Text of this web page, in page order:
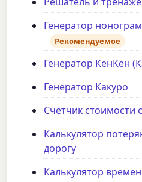
Генератор
Рекомендуемое
Генератор КенКен
Генератор Какуро
Счётчик стоимости
Калькулятор
дорогу
Калькулятор